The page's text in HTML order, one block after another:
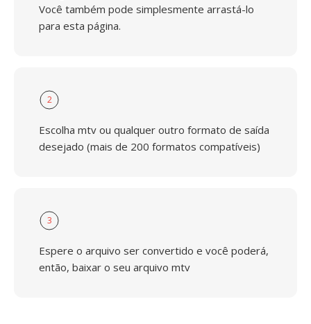
Você também pode simplesmente arrastá-lo
para esta página.
2
Escolha mtv ou qualquer outro formato de saída
desejado (mais de 200 formatos compatíveis)
3
Espere o arquivo ser convertido e você poderá,
então, baixar o seu arquivo mtv